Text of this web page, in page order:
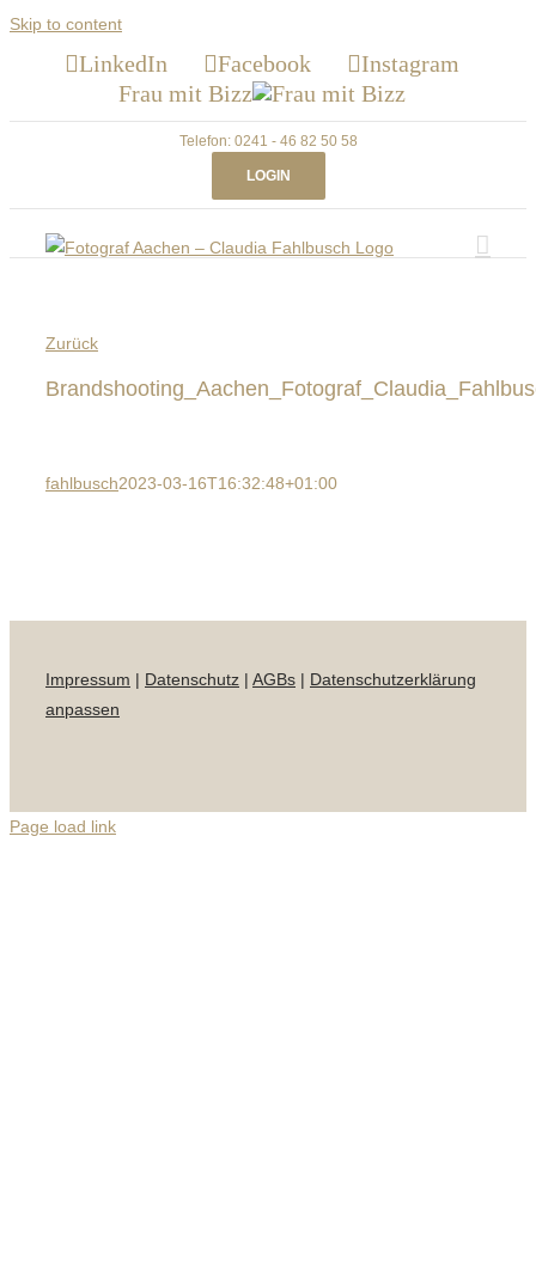
Skip to content
LinkedIn Facebook
Instagram
Frau mit Bizz
Telefon: 0241 - 46 82 50 58
LOGIN
Zurück
fahlbusch2023-03-16T16:32:48+01:00
Impressum | Datenschutz | AGBs | Datenschutzerklärung
anpassen
Page load link